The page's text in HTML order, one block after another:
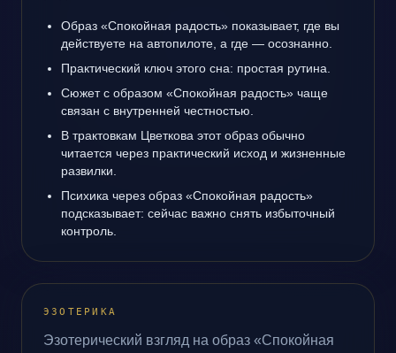
Образ «Спокойная радость» показывает, где вы
действуете на автопилоте, а где — осознанно.
Практический ключ этого сна: простая рутина.
Сюжет с образом «Спокойная радость» чаще
связан с внутренней честностью.
В трактовкам Цветкова этот образ обычно
читается через практический исход и жизненные
развилки.
Психика через образ «Спокойная радость»
подсказывает: сейчас важно снять избыточный
контроль.
ЭЗОТЕРИКА
Эзотерический взгляд на образ «Спокойная